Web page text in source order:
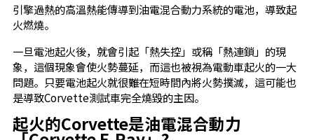
引擎過熱的高溫熱能傳導到油電混合動力系統的電池，導致起
火燃燒。
一旦電池起火後，就會引起「熱失控」或稱「熱連鎖」的現
象，這個現象會使火勢蔓延，而這也被視為電動車起火的一大
問題。只要電池起火就很難在短時間內將火勢撲滅，這可能也
是導致Corvette測試車完全燒毀的主因。
起火的Corvette是油電混合動力